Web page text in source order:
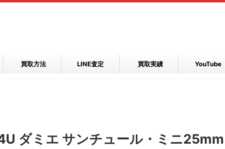
買取方法 LINE査定 買取実績 YouTube
ダミエ サンチュール・ミニ25mm